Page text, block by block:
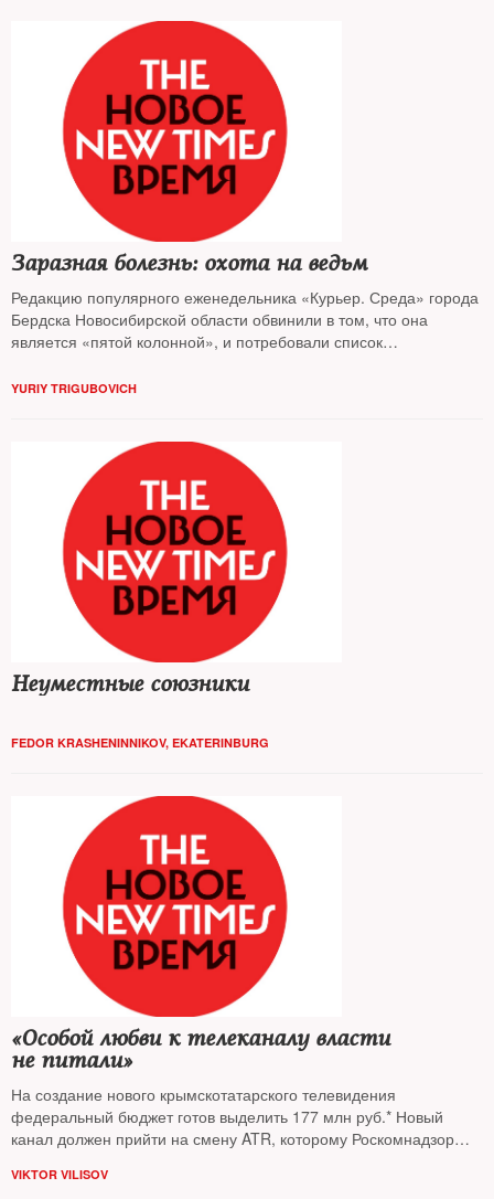
Заразная болезнь: охота на ведьм
Редакцию популярного еженедельника «Курьер. Среда» города
Бердска Новосибирской области обвинили в том, что она
является «пятой колонной», и потребовали список
начиная с 2000 года. Как далеко зашла охота на ведьм и что
YURIY TRIGUBOVICH
Неуместные союзники
FEDOR KRASHENINNIKOV, EKATERINBURG
«Особой любви к телеканалу власти
не питали»
На создание нового крымскотатарского телевидения
федеральный бюджет готов выделить 177 млн руб.* Новый
канал должен прийти на смену ATR, которому Роскомнадзор
не пришелся ко двору новой власти — The New Times
VIKTOR VILISOV